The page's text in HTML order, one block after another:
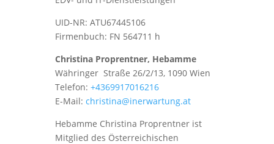
UID-NR: ATU67445106
Firmenbuch: FN 564711 h
Christina Proprentner, Hebamme
Währinger Straße 26/2/13, 1090 Wien
Telefon: +4369917016216
E-Mail: christina@inerwartung.at
Hebamme Christina Proprentner ist
Mitglied des Österreichischen